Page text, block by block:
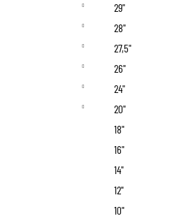
29"
28"
27,5"
26"
24"
20"
18"
16"
14"
12"
10"